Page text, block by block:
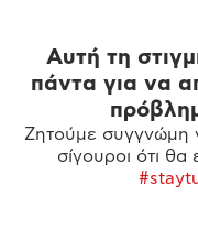
Αυτή τη
πάντα για να
Ζητούμε συγγνώμη
σίγουροι ότι